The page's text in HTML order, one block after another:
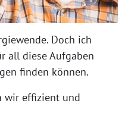
Doch ich
all diese Aufgaben
finden können.
wir effizient und